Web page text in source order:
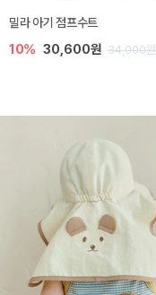
밀라 아기 점프수트
10% 30,600원 34,000원